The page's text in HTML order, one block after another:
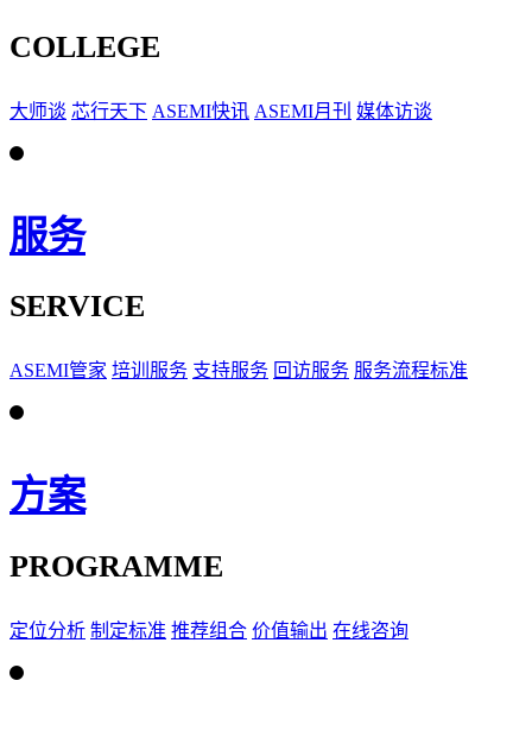
COLLEGE
大师谈 芯行天下 ASEMI快讯 ASEMI月刊 媒体访谈
服务
SERVICE
ASEMI管家 培训服务 支持服务 回访服务 服务流程标准
方案
PROGRAMME
定位分析 制定标准 推荐组合 价值输出 在线咨询